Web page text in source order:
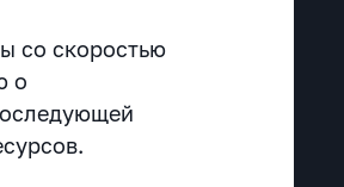
со скоростью
о